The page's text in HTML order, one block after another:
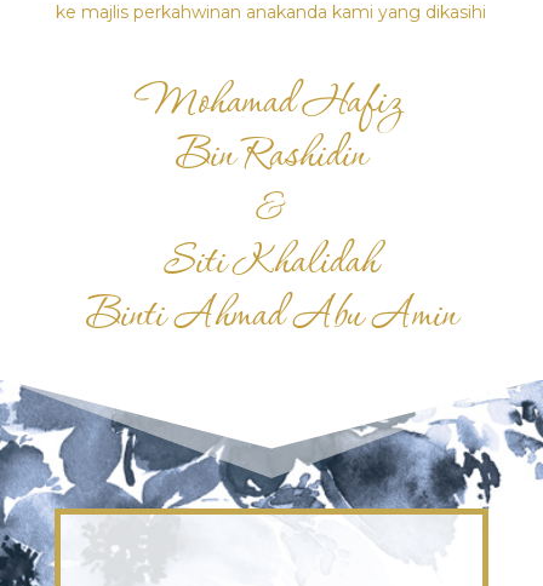
ke majlis perkahwinan anakanda kami yang dikasihi
Mohamad Hafiz
Bin Rashidin
&
Siti Khalidah
Binti Ahmad Abu Amin